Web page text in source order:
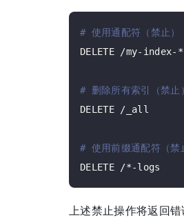
# 使用通配符（禁止）
DELETE /my-index-*
# 删除所有索引（禁止）
DELETE /_all
# 使用前缀通配符（禁
上述禁止操作将返回错